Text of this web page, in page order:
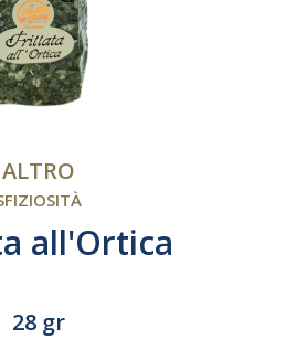
ALTRO
all'Ortica
28 gr